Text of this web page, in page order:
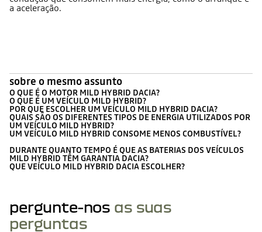
a aceleração.
sobre o mesmo assunto
O QUE É O MOTOR MILD HYBRID DACIA?
O QUE É UM VEÍCULO MILD HYBRID?
POR QUE ESCOLHER UM VEÍCULO MILD HYBRID DACIA?
QUAIS SÃO OS DIFERENTES TIPOS DE ENERGIA UTILIZADOS POR
UM VEÍCULO MILD HYBRID?
UM VEÍCULO MILD HYBRID CONSOME MENOS COMBUSTÍVEL?
DURANTE QUANTO TEMPO É QUE AS BATERIAS DOS VEÍCULOS
MILD HYBRID TÊM GARANTIA DACIA?
QUE VEÍCULO MILD HYBRID DACIA ESCOLHER?
pergunte-nos as suas
perguntas